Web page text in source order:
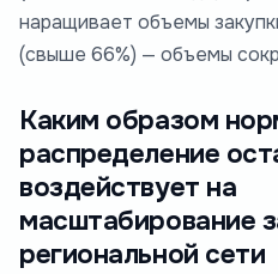
наращивает объемы
(свыше 66%) — объемы
Каким образом
распределение
воздействует на
масштабирование
региональной сети